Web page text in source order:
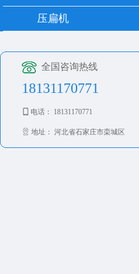
压扁机
全国咨询热线
18131170771
电话： 18131170771
地址： 河北省石家庄市栾城区